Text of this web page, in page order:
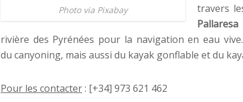
Photo via Pixabay
travers
Pallaresa
rivière des Pyrénées pour la navigation en eau
du canyoning, mais aussi du kayak gonflable et du
Pour les contacter: [+34] 973 621 462